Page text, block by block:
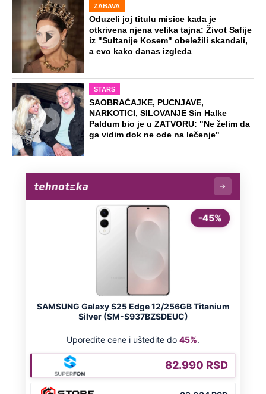
ZABAVA
Oduzeli joj titulu misice kada je
otkrivena njena velika tajna: Život Safije
iz "Sultanije Kosem" obeležili skandali,
a evo kako danas izgleda
STARS
SAOBRAĆAJKE, PUCNJAVE,
NARKOTICI, SILOVANJE Sin Halke
Paldum bio je u ZATVORU: "Ne želim da
ga vidim dok ne ode na lečenje"